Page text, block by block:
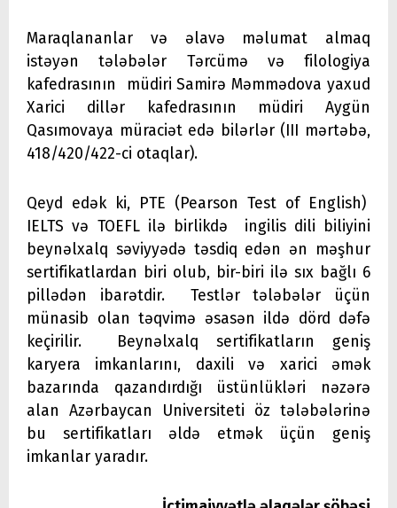
Maraqlananlar və əlavə məlumat almaq
istəyən tələbələr Tərcümə və filologiya
kafedrasının müdiri Samirə Məmmədova yaxud
Xarici dillər kafedrasının müdiri Aygün
Qasımovaya müraciət edə bilərlər (III mərtəbə,
418/420/422-ci otaqlar).
Qeyd edək ki, PTE (Pearson Test of English)
IELTS və TOEFL ilə birlikdə ingilis dili biliyini
beynəlxalq səviyyədə təsdiq edən ən məşhur
sertifikatlardan biri olub, bir-biri ilə sıx bağlı 6
pillədən ibarətdir. Testlər tələbələr üçün
münasib olan təqvimə əsasən ildə dörd dəfə
keçirilir. Beynəlxalq sertifikatların geniş
karyera imkanlarını, daxili və xarici əmək
bazarında qazandırdığı üstünlükləri nəzərə
alan Azərbaycan Universiteti öz tələbələrinə
bu sertifikatları əldə etmək üçün geniş
imkanlar yaradır.